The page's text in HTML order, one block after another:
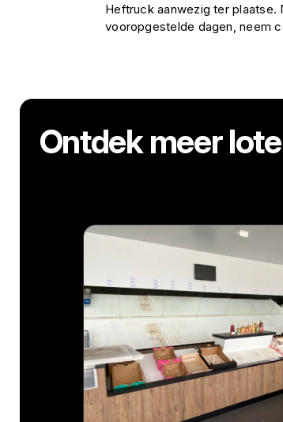
Heftruck aanwezig ter plaatse.
vooropgestelde dagen, neem
Ontdek meer